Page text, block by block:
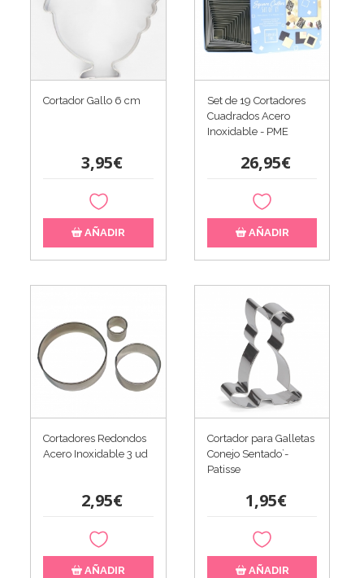
Cortador Gallo 6 cm
3,95€
AÑADIR
Set de 19 Cortadores
Cuadrados Acero
Inoxidable - PME
26,95€
AÑADIR
Cortadores Redondos
Acero Inoxidable 3 ud
2,95€
AÑADIR
Cortador para Galletas
Conejo Sentado`-
Patisse
1,95€
AÑADIR